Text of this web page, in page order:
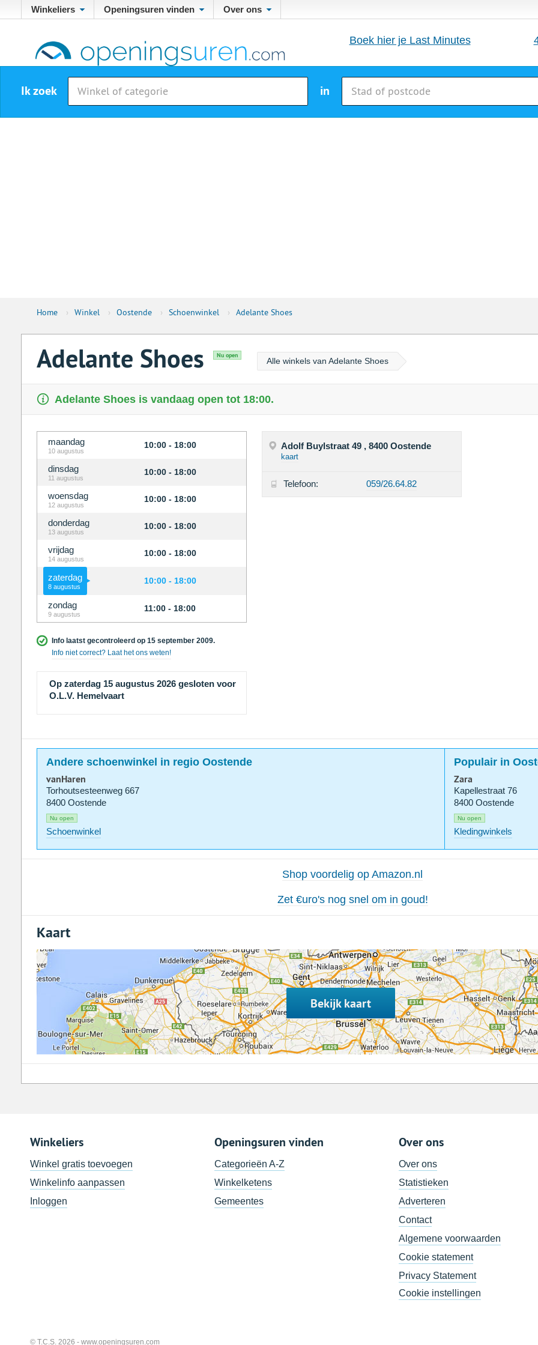
Winkeliers Openingsuren vinden Over ons
Boek hier je Last Minutes
Ik zoek in
Home › Winkel › Oostende › Schoenwinkel › Adelante Shoes
Adelante Shoes Nu open
Alle winkels van Adelante Shoes
Adelante Shoes is vandaag open tot 18:00.
maandag
10 augustus
10:00 - 18:00
dinsdag
11 augustus
10:00 - 18:00
woensdag
12 augustus
10:00 - 18:00
donderdag
13 augustus
10:00 - 18:00
vrijdag
14 augustus
10:00 - 18:00
zaterdag
8 augustus
10:00 - 18:00
zondag
9 augustus
11:00 - 18:00
Info laatst gecontroleerd op 15 september 2009.
Info niet correct? Laat het ons weten!
Op zaterdag 15 augustus 2026 gesloten voor
O.L.V. Hemelvaart
Adolf Buylstraat 49 , 8400 Oostende
kaart
Telefoon: 059/26.64.82
Andere schoenwinkel in regio Oostende Populair in
vanHaren
Torhoutsesteenweg 667
8400 Oostende
Nu open
Schoenwinkel
Zara
Kapellestraat 76
8400 Oostende
Nu open
Kledingwinkels
Shop voordelig op Amazon.nl
Zet €uro's nog snel om in goud!
Kaart
Bekijk kaart
Winkeliers
Winkel gratis toevoegen
Winkelinfo aanpassen
Inloggen
Openingsuren vinden
Categorieën A-Z
Winkelketens
Gemeentes
Over ons
Over ons
Statistieken
Adverteren
Contact
Algemene voorwaarden
Cookie statement
Privacy Statement
Cookie instellingen
© T.C.S. 2026 - www.openingsuren.com